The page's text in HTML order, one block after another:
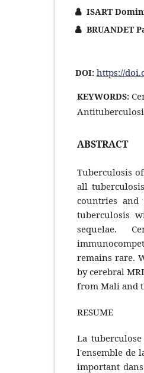
ISART
BRUANDET
DOI: https://
KEYWORDS:
ABSTRACT
Tuberculosis
all
countries
tuberculosis
sequelae.
remains rare.
by cerebral
from Mali and
RESUME
La
l'ensemble de
important